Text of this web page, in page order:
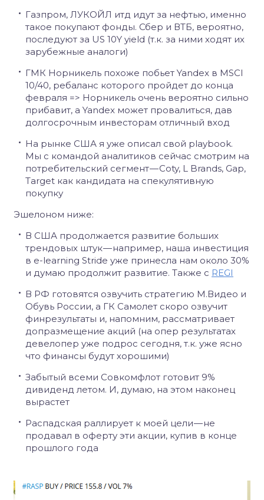
Газпром, ЛУКОЙЛ итд идут за нефтью, именно
такое покупают фонды. Сбер и ВТБ, вероятно,
последуют за US 10Y yield (т.к. за ними ходят их
зарубежные аналоги)
ГМК Норникель похоже побьет Yandex в MSCI
10/40, ребаланс которого пройдет до конца
февраля => Норникель очень вероятно сильно
прибавит, а Yandex может провалиться, дав
долгосрочным инвесторам отличный вход
На рынке США я уже описал свой playbook.
Мы с командой аналитиков сейчас смотрим на
потребительский сегмент — Coty, L Brands, Gap,
Target как кандидата на спекулятивную
покупку
Эшелоном ниже:
В США продолжается развитие больших
трендовых штук — например, наша инвестиция
в e-learning Stride уже принесла нам около 30%
и думаю продолжит развитие. Также с REGI
В РФ готовятся озвучить стратегию М.Видео и
Обувь России, а ГК Самолет скоро озвучит
финрезультаты и, напомним, рассматривает
допразмещение акций (на опер результатах
девелопер уже подрос сегодня, т.к. уже ясно
что финансы будут хорошими)
Забытый всеми Совкомфлот готовит 9%
дивиденд летом. И, думаю, на этом наконец
вырастет
Распадская раллирует к моей цели — не
продавал в оферту эти акции, купив в конце
прошлого года